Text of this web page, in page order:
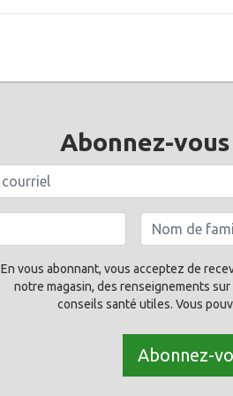
Abonnez-
En vous abonnant, vous acceptez de
notre magasin, des renseignements
conseils santé utiles. Vous
Abonnez-